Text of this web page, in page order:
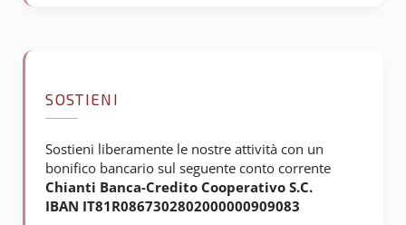
SOSTIENI
Sostieni liberamente le nostre attività con un
bonifico bancario sul seguente conto corrente
Chianti Banca-Credito Cooperativo S.C.
IBAN IT81R0867302802000000909083